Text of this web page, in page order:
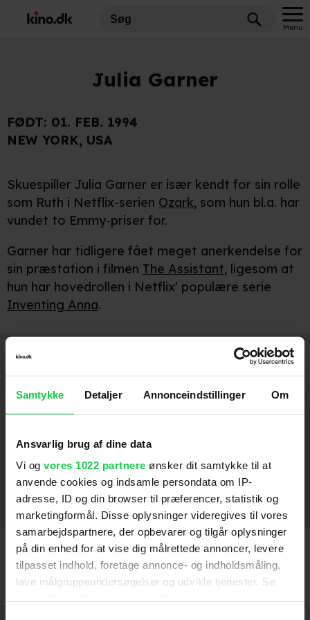
Samtykke Detaljer Annonceindstillinger Om
Ansvarlig brug af dine data
Vi og vores 1022 partnere ønsker dit samtykke til at
anvende cookies og indsamle persondata om IP-
adresse, ID og din browser til præferencer, statistik og
marketingformål. Disse oplysninger videregives til vores
samarbejdspartnere, der opbevarer og tilgår oplysninger
på din enhed for at vise dig målrettede annoncer, levere
tilpasset indhold, foretage annonce- og indholdsmåling,
lave målgruppeundersøgelser og udvikle tjenester. Se
Menu
Julia Garner
FØDT: 01. FEB. 1994
NEW YORK, USA
Skuespiller Julia Garner er især kendt for sin rolle
som Ruth i Netflix-serien Ozark, som hun bl.a. har
vundet to Emmy-priser for.
Garner har tidligere fået meget anerkendelse for
sin præstation i filmen The Assistant, ligesom at
hun har hovedrollen i Netflix' populære serie
Inventing Anna.
Medvirker
The Fantastic Four: First Steps 2025
Wolf Man 2025
The Assistant 2022
Valentine's Day